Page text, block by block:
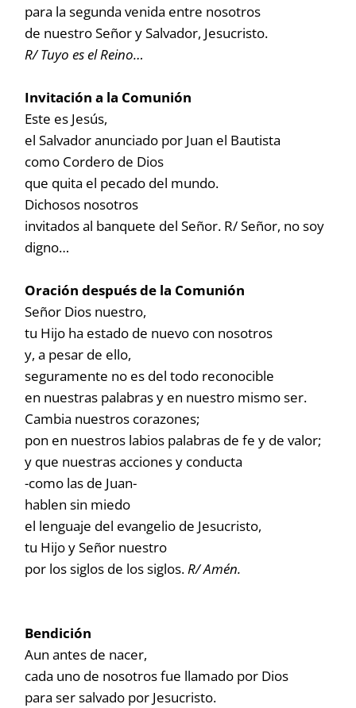
para la segunda venida entre nosotros
de nuestro Señor y Salvador, Jesucristo.
R/ Tuyo es el Reino…
Invitación a la Comunión
Este es Jesús,
el Salvador anunciado por Juan el Bautista
como Cordero de Dios
que quita el pecado del mundo.
Dichosos nosotros
invitados al banquete del Señor. R/ Señor, no soy
digno…
Oración después de la Comunión
Señor Dios nuestro,
tu Hijo ha estado de nuevo con nosotros
y, a pesar de ello,
seguramente no es del todo reconocible
en nuestras palabras y en nuestro mismo ser.
Cambia nuestros corazones;
pon en nuestros labios palabras de fe y de valor;
y que nuestras acciones y conducta
-como las de Juan-
hablen sin miedo
el lenguaje del evangelio de Jesucristo,
tu Hijo y Señor nuestro
por los siglos de los siglos.R/ Amén.
Bendición
Aun antes de nacer,
cada uno de nosotros fue llamado por Dios
para ser salvado por Jesucristo.